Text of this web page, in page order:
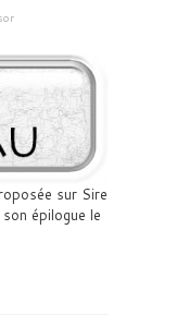
sur Sire
épilogue le